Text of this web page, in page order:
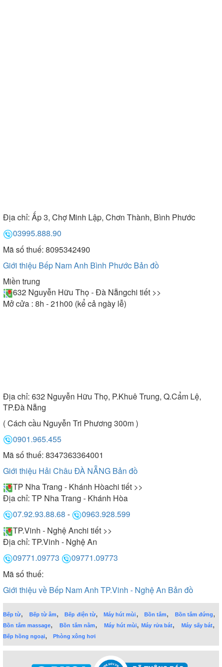
Địa chỉ: Ấp 3, Chợ Minh Lập, Chơn Thành, Bình Phước
03995.888.90
Mã số thuế: 8095342490
Giới thiệu Bếp Nam Anh Bình Phước Bản đồ
Miền trung
632 Nguyễn Hữu Thọ - Đà Nẵngchi tiết >>
Mở cửa : 8h - 21h00 (kể cả ngày lễ)
Địa chỉ: 632 Nguyễn Hữu Thọ, P.Khuê Trung, Q.Cẩm Lệ,
TP.Đà Nẵng
( Cách cầu Nguyễn Tri Phương 300m )
0901.965.455
Mã số thuế: 8347363364001
Giới thiệu Hải Châu ĐÀ NẴNG Bản đồ
TP Nha Trang - Khánh Hòachi tiết >>
Địa chỉ: TP Nha Trang - Khánh Hòa
07.92.93.88.68 -
0963.928.599
TP.Vinh - Nghệ Anchi tiết >>
Địa chỉ: TP.Vinh - Nghệ An
09771.09773
09771.09773
Mã số thuế:
Giới thiệu về Bếp Nam Anh TP.Vinh - Nghệ An Bản đồ
Bếp từ, Bếp từ âm,Bếp điện từ,Máy hút mùi, Bồn tắm, Bồn tắm đứng,
Bồn tắm massage,Bồn tắm nằm,Máy hút mùi,Máy rửa bát,Máy sấy bát,
Bếp hồng ngoại, Phòng xông hơi